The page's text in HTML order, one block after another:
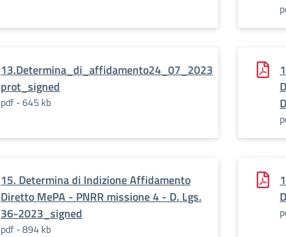
13.Determina_di_affidamento24_07_2023
prot_signed
pdf - 645 kb
15. Determina di Indizione Affidamento
Diretto MePA - PNRR missione 4 - D. Lgs.
36-2023_signed
pdf - 894 kb